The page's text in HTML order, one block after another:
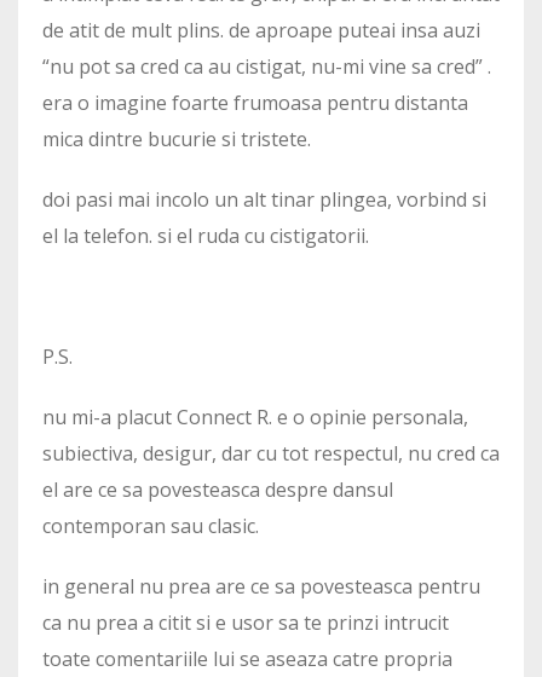
de atit de mult plins. de aproape puteai insa auzi
“nu pot sa cred ca au cistigat, nu-mi vine sa cred” .
era o imagine foarte frumoasa pentru distanta
mica dintre bucurie si tristete.
doi pasi mai incolo un alt tinar plingea, vorbind si
el la telefon. si el ruda cu cistigatorii.
P.S.
nu mi-a placut Connect R. e o opinie personala,
subiectiva, desigur, dar cu tot respectul, nu cred ca
el are ce sa povesteasca despre dansul
contemporan sau clasic.
in general nu prea are ce sa povesteasca pentru
ca nu prea a citit si e usor sa te prinzi intrucit
toate comentariile lui se aseaza catre propria